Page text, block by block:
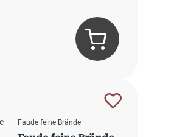
Faude feine Brände